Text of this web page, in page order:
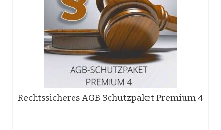
Rechtssicheres AGB Schutzpaket Premium 4